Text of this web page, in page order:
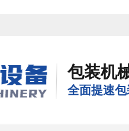
包装机
全面提速